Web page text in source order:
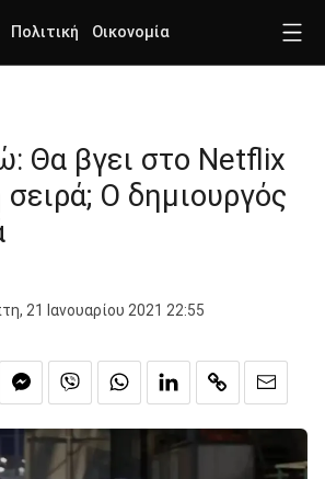
Πολιτική Οικονομία
Θα βγει στο Netflix
σειρά; Ο δημιουργός
21 Ιανουαρίου 2021 22:55